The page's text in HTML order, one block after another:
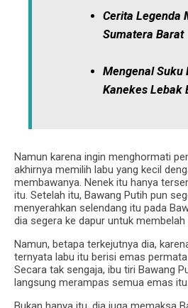
Cerita Legenda
Sumatera Barat
Mengenal Suku
Kanekes Lebak
Namun karena ingin menghormati
akhirnya memilih labu yang kecil
membawanya. Nenek itu hanya
itu. Setelah itu, Bawang Putih pun
menyerahkan selendang itu pada
dia segera ke dapur untuk membelah
Namun, betapa terkejutnya dia,
ternyata labu itu berisi emas
Secara tak sengaja, ibu tiri Bawang
langsung merampas semua emas itu.